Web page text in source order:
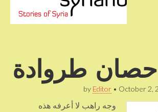
syriano
حصان طروادة
by Editor • October 2,
وجه راهب لا أعرفه هذه